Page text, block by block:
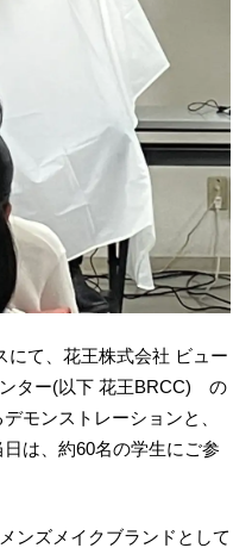
にて、花王株式会社 ビュー
ター(以下 花王BRCC) の
モンストレーションと、
は、約60名の学生にご参
ンズメイクブランドとして